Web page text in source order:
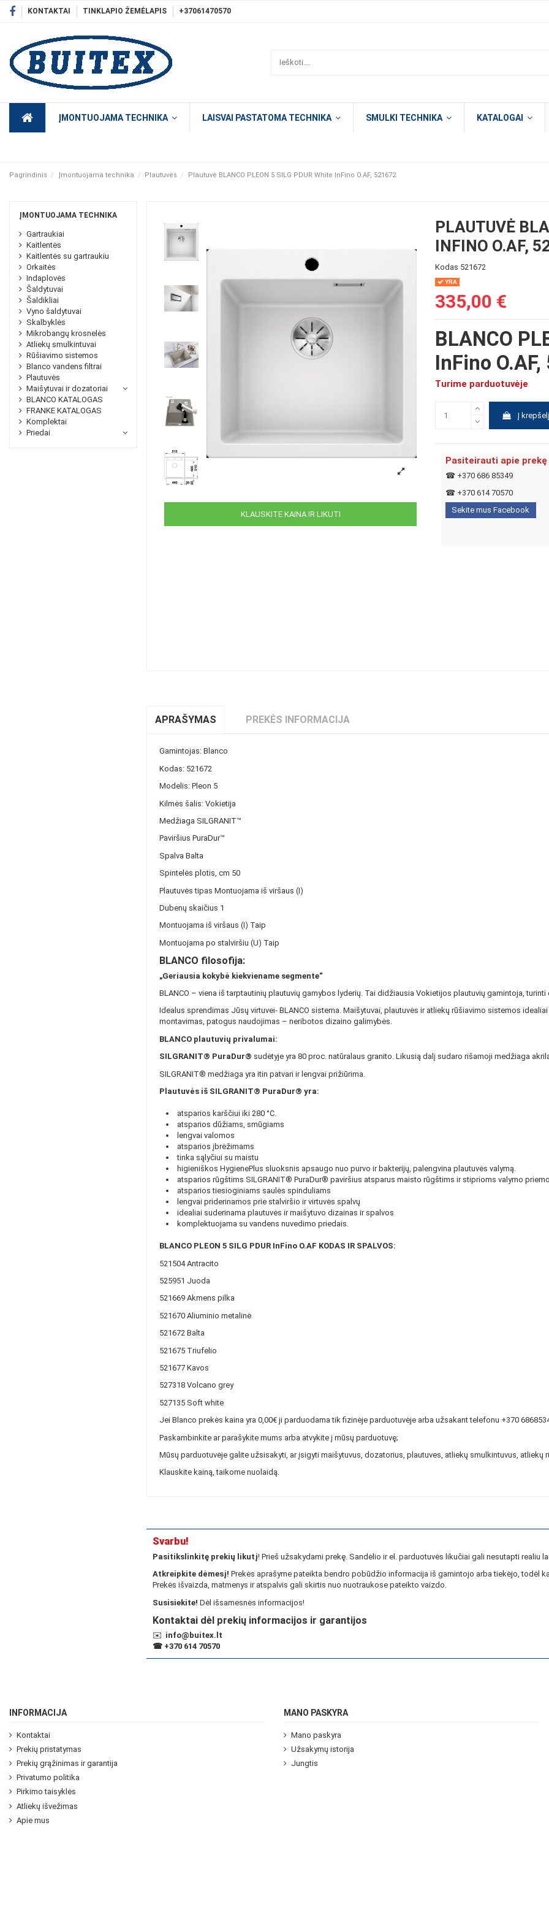
KONTAKTAI TINKLAPIO ŽEMĖLAPIS +37061470570
ĮMONTUOJAMA TECHNIKA LAISVAI PASTATOMA TECHNIKA SMULKI TECHNIKA KATALOGAI
Pagrindinis Įmontuojama technika Plautuvės Plautuvė BLANCO PLEON 5 SILG PDUR White InFino O.AF, 521672
KLAUSKITE KAINA IR LIKUTI
PLAUTUVĖ
INFINO O.AF,
Kodas 521672
YRA
335,00 €
BLANCO
InFino
Turime parduotuvėje
Į krepšelį
Pasiteirauti apie prekę
☎ +370 686 85349
☎ +370 614 70570
Sekite mus Facebook
APRAŠYMAS PREKĖS INFORMACIJA
Gamintojas: Blanco
Kodas: 521672
Modelis: Pleon 5
Kilmės šalis: Vokietija
Medžiaga SILGRANIT™
Paviršius PuraDur™
Spalva Balta
Spintelės plotis, cm 50
Plautuvės tipas Montuojama iš viršaus (I)
Dubenų skaičius 1
Montuojama iš viršaus (I) Taip
Montuojama po stalviršiu (U) Taip
BLANCO filosofija:
„Geriausia kokybė kiekviename segmente“
BLANCO – viena iš tarptautinių plautuvių gamybos lyderių. Tai didžiausia Vokietijos plautuvių gamintoja, turinti
Idealus sprendimas Jūsų virtuvei- BLANCO sistema. Maišytuvai, plautuvės ir atliekų rūšiavimo sistemos
montavimas, patogus naudojimas – neribotos dizaino galimybės.
BLANCO plautuvių privalumai:
SILGRANIT® PuraDur® sudėtyje yra 80 proc. natūralaus granito. Likusią dalį sudaro rišamoji medžiaga
SILGRANIT® medžiaga yra itin patvari ir lengvai prižiūrima.
Plautuvės iš SILGRANIT® PuraDur® yra:
atsparios karščiui iki 280 °C.
atsparios dūžiams, smūgiams
lengvai valomos
atsparios įbrėžimams
tinka sąlyčiui su maistu
higieniškos HygienePlus sluoksnis apsaugo nuo purvo ir bakterijų, palengvina plautuvės valymą.
atsparios rūgštims SILGRANIT® PuraDur® paviršius atsparus maisto rūgštims ir stiprioms valymo
atsparios tiesioginiams saulės spinduliams
lengvai priderinamos prie stalviršio ir virtuvės spalvų
idealiai suderinama plautuvės ir maišytuvo dizainas ir spalvos
komplektuojama su vandens nuvedimo priedais.
BLANCO PLEON 5 SILG PDUR InFino O.AF KODAS IR SPALVOS:
521504 Antracito
525951 Juoda
521669 Akmens pilka
521670 Aliuminio metalinė
521672 Balta
521675 Triufelio
521677 Kavos
527318 Volcano grey
527135 Soft white
Jei Blanco prekės kaina yra 0,00€ ji parduodama tik fizinėje parduotuvėje arba užsakant telefonu +370
Paskambinkite ar parašykite mums arba atvykite į mūsų parduotuvę;
Mūsų parduotuvėje galite užsisakyti, ar įsigyti maišytuvus, dozatorius, plautuves, atliekų smulkintuvus, atliekų
Klauskite kainą, taikome nuolaidą.
Svarbu!
Pasitikslinkitę prekių likutį! Prieš užsakydami prekę. Sandėlio ir el. parduotuvės likučiai gali nesutapti realiu
Atkreipkite dėmesį! Prekės aprašyme pateikta bendro pobūdžio informacija iš gamintojo arba tiekėjo, todėl
Prekės išvaizda, matmenys ir atspalvis gali skirtis nuo nuotraukose pateikto vaizdo.
Susisiekite! Dėl išsamesnės informacijos!
Kontaktai dėl prekių informacijos ir garantijos
✉️ info@buitex.lt
☎ +370 614 70570
ĮMONTUOJAMA TECHNIKA
Gartraukiai
Kaitlentės
Kaitlentės su gartraukiu
Orkaitės
Indaplovės
Šaldytuvai
Šaldikliai
Vyno šaldytuvai
Skalbyklės
Mikrobangų krosnelės
Atliekų smulkintuvai
Rūšiavimo sistemos
Blanco vandens filtrai
Plautuvės
Maišytuvai ir dozatoriai
BLANCO KATALOGAS
FRANKE KATALOGAS
Komplektai
Priedai
INFORMACIJA
Kontaktai
Prekių pristatymas
Prekių grąžinimas ir garantija
Privatumo politika
Pirkimo taisyklės
Atliekų išvežimas
Apie mus
MANO PASKYRA
Mano paskyra
Užsakymų istorija
Jungtis